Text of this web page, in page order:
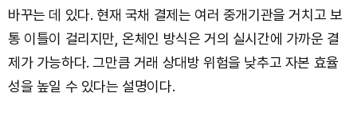
바꾸는 데 있다. 현재 국채 결제는 여러 중개기관을 거치고 보
통 이틀이 걸리지만, 온체인 방식은 거의 실시간에 가까운 결
제가 가능하다. 그만큼 거래 상대방 위험을 낮추고 자본 효율
성을 높일 수 있다는 설명이다.